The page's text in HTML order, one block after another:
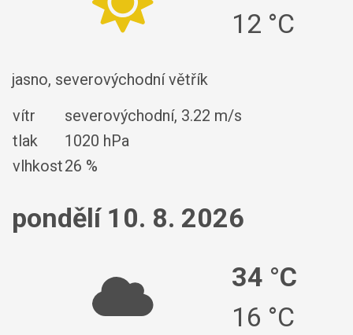
12 °C
jasno, severovýchodní větřík
vítr
severovýchodní, 3.22 m/s
tlak
1020 hPa
vlhkost26 %
pondělí 10. 8. 2026
34 °C
16 °C